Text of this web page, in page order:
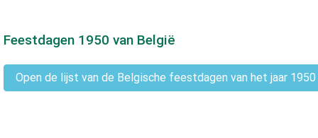
Feestdagen 1950 van België
Open de lijst van de Belgische feestdagen van het jaar 1950